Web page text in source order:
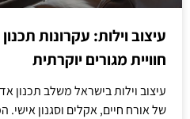
עיצוב וילות: עקרונות
חוויית מגורים יוקרתית
עיצוב וילות בישראל משלב תכנון
של אורח חיים, אקלים וסגנון